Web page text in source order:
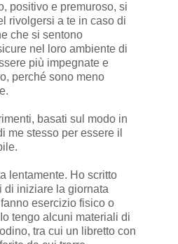
positivo e premuroso, si
rivolgersi a te in caso di
che si sentono
nel loro ambiente di
più impegnate e
perché sono meno
basati sul modo in
me stesso per essere il
lentamente. Ho scritto
di iniziare la giornata
esercizio fisico o
tengo alcuni materiali di
tra cui un libretto con